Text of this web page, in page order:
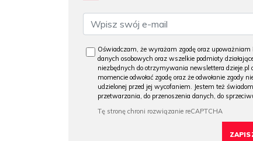
Oświadczam, że wyrażam zgodę oraz
danych osobowych oraz wszelkie podmioty
niezbędnych do otrzymywania newslettera dzieje.pl
momencie odwołać zgodę oraz że odwołanie
udzielonej przed jej wycofaniem. Jestem też
przetwarzania, do przenoszenia danych, do